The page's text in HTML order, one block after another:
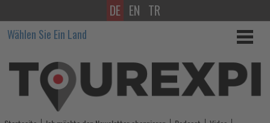
Ute
Metschukat
übernimmt
Leitung
der
DE EN TR
Wählen Sie Ein Land